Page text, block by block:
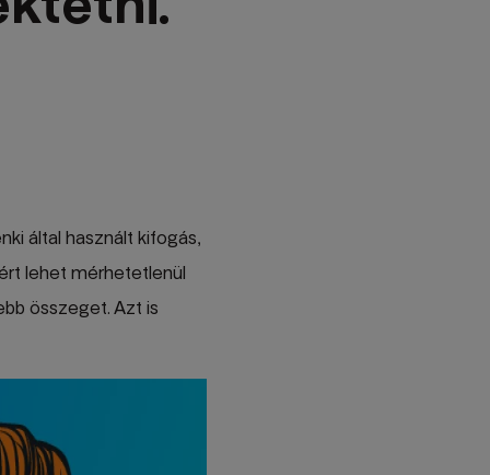
által használt kifogás,
lehet mérhetetlenül
összeget. Azt is